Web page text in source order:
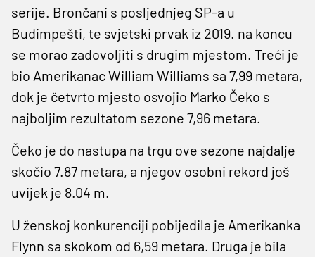
serije. Brončani s posljednjeg SP-a u
Budimpešti, te svjetski prvak iz 2019. na koncu
se morao zadovoljiti s drugim mjestom. Treći je
bio Amerikanac William Williams sa 7,99 metara,
dok je četvrto mjesto osvojio Marko Čeko s
najboljim rezultatom sezone 7,96 metara.
Čeko je do nastupa na trgu ove sezone najdalje
skočio 7.87 metara, a njegov osobni rekord još
uvijek je 8.04 m.
U ženskoj konkurenciji pobijedila je Amerikanka
Flynn sa skokom od 6,59 metara. Druga je bila